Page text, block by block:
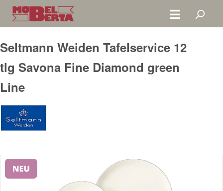
Zum Hauptinhalt springen
Seltmann Weiden Tafelservice 12
tlg Savona Fine Diamond green
Line
Bildergalerie überspringen